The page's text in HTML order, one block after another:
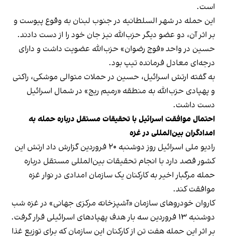
است.
این حمله در شهر السلطانیه در جنوب لبنان به وقوع پیوست و
بر اثر آن، دو عضو دیگر حزب‌الله نیز جان خود را از دست دادند.
حسین در واحد «فوج رضوان» حزب‌الله عضویت داشت و دارای
درجه‌ای معادل فرمانده تیپ بود.
به گفته ارتش اسرائیل، حسین در حملات متوالی موشکی، راکتی
و پهپادی حزب‌الله به منطقه «رمیم ریج» در شمال اسرائیل
دست داشت.
احتمال موافقت اسرائیل با تحقیقات مستقل درباره حمله به
امدادگران بین‌المللی در غزه
رادیو ملی اسرائیل روز دوشنبه ۲۰ فروردین گزارش داد ارتش این
کشور قصد دارد با انجام تحقیقات بین‌المللی مستقل درباره
حمله مرگبار اخیر به کارکنان یک سازمان امدادی در نوار غزه
موافقت کند.
کاروان خودروهای سازمان «آشپزخانه مرکزی جهانی» در غزه شب
دوشنبه ۱۳ فروردین سه بار هدف پهپادهای اسرائیلی قرار گرفت.
بر اثر این حمله هفت تن از کارکنان این سازمان که برای توزیع غذا